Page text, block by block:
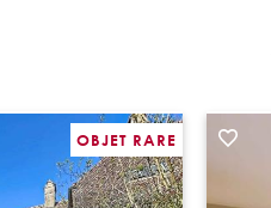
OBJET RARE